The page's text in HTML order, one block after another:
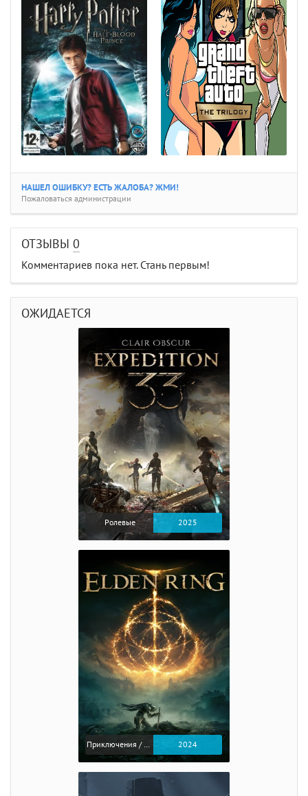
НАШЕЛ ОШИБКУ? ЕСТЬ ЖАЛОБА? ЖМИ!
Пожаловаться администрации
ОТЗЫВЫ 0
Комментариев пока нет. Стань первым!
ОЖИДАЕТСЯ
Ролевые 2025
2024